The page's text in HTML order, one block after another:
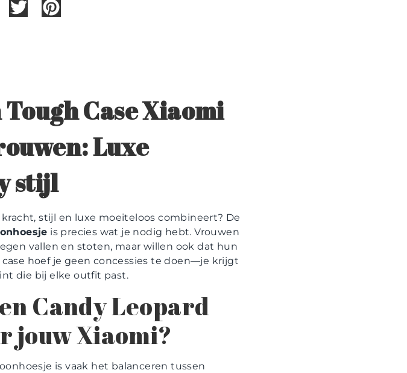
Case Xiaomi
Luxe
stijl
stijl en luxe moeiteloos combineert? De
is precies wat je nodig hebt. Vrouwen
vallen en stoten, maar willen ook dat hun
hoef je geen concessies te doen—je krijgt
die bij elke outfit past.
Candy Leopard
jouw Xiaomi?
is vaak het balanceren tussen